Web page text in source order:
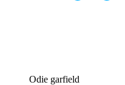
Odie garfield